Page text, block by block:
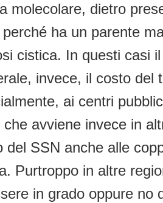
molecolare, dietro
ha un parente
cistica. In questi casi
invece, il costo
ai centri
avviene invece in
SSN anche alle
Purtroppo in altre
in grado oppure no